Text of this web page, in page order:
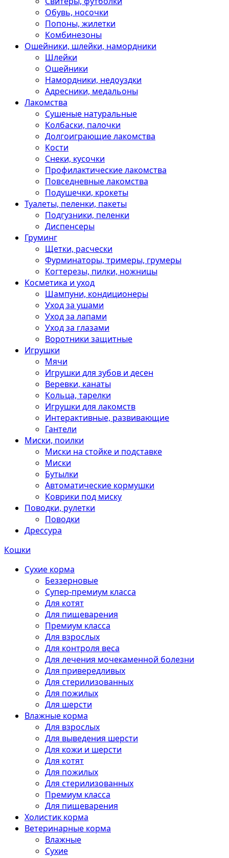
Обувь, носочки
Попоны, жилетки
Комбинезоны
Ошейники, шлейки, намордники
Шлейки
Ошейники
Намордники, недоуздки
Адресники, медальоны
Лакомства
Сушеные натуральные
Колбаски, палочки
Долгоиграющие лакомства
Кости
Снеки, кусочки
Профилактические лакомства
Повседневные лакомства
Подушечки, крокеты
Туалеты, пеленки, пакеты
Подгузники, пеленки
Диспенсеры
Груминг
Щетки, расчески
Фурминаторы, тримеры, грумеры
Когтерезы, пилки, ножницы
Косметика и уход
Шампуни, кондиционеры
Уход за ушами
Уход за лапами
Уход за глазами
Воротники защитные
Игрушки
Мячи
Игрушки для зубов и десен
Веревки, канаты
Кольца, тарелки
Игрушки для лакомств
Интерактивные, развивающие
Гантели
Миски, поилки
Миски на стойке и подставке
Миски
Бутылки
Автоматические кормушки
Коврики под миску
Поводки, рулетки
Поводки
Дрессура
Кошки
Сухие корма
Беззерновые
Супер-премиум класса
Для котят
Для пищеварения
Премиум класса
Для взрослых
Для контроля веса
Для лечения мочекаменной болезни
Для привередливых
Для стерилизованных
Для пожилых
Для шерсти
Влажные корма
Для взрослых
Для выведения шерсти
Для кожи и шерсти
Для котят
Для пожилых
Для стерилизованных
Премиум класса
Для пищеварения
Холистик корма
Ветеринарные корма
Влажные
Сухие